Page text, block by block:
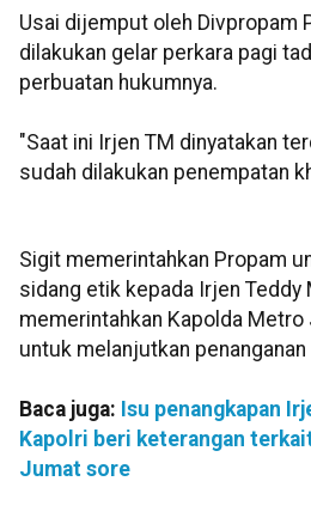
Usai dijemput oleh Divpropam
dilakukan gelar perkara pagi
perbuatan hukumnya.
"Saat ini Irjen TM dinyatakan
sudah dilakukan penempatan
Sigit memerintahkan Propam
sidang etik kepada Irjen Teddy
memerintahkan Kapolda Metro
untuk melanjutkan penanganan
Baca juga: Isu penangkapan
Kapolri beri keterangan
Jumat sore